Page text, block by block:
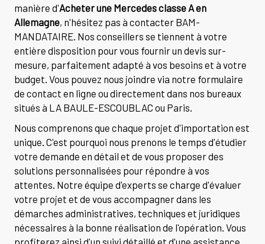
manière d'Acheter une Mercedes classe A en
Allemagne, n'hésitez pas à contacter BAM-
MANDATAIRE. Nos conseillers se tiennent à votre
entière disposition pour vous fournir un devis sur-
mesure, parfaitement adapté à vos besoins et à votre
budget. Vous pouvez nous joindre via notre formulaire
de contact en ligne ou directement dans nos bureaux
situés à LA BAULE-ESCOUBLAC ou Paris.
Nous comprenons que chaque projet d'importation est
unique. C'est pourquoi nous prenons le temps d'étudier
votre demande en détail et de vous proposer des
solutions personnalisées pour répondre à vos
attentes. Notre équipe d'experts se charge d'évaluer
votre projet et de vous accompagner dans les
démarches administratives, techniques et juridiques
nécessaires à la bonne réalisation de l'opération. Vous
profiterez ainsi d'un suivi détaillé et d'une assistance